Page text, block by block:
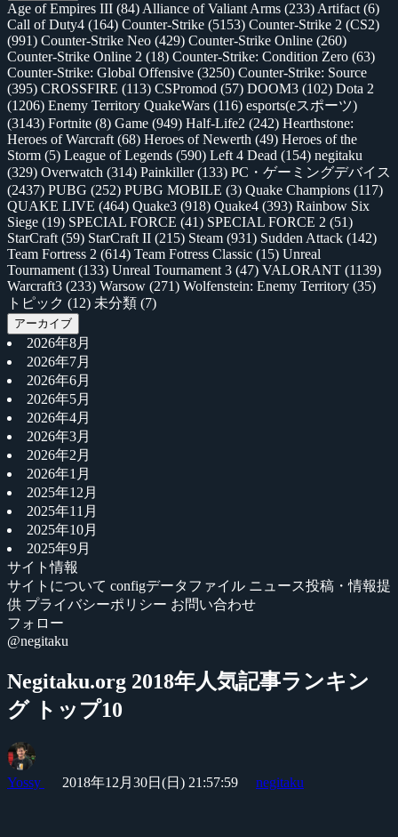
Age of Empires III (84) Alliance of Valiant Arms (233) Artifact (6)
Call of Duty4 (164) Counter-Strike (5153) Counter-Strike 2 (CS2)
(991) Counter-Strike Neo (429) Counter-Strike Online (260)
Counter-Strike Online 2 (18) Counter-Strike: Condition Zero (63)
Counter-Strike: Global Offensive (3250) Counter-Strike: Source
(395) CROSSFIRE (113) CSPromod (57) DOOM3 (102) Dota 2
(1206) Enemy Territory QuakeWars (116) esports(eスポーツ)
(3143) Fortnite (8) Game (949) Half-Life2 (242) Hearthstone:
Heroes of Warcraft (68) Heroes of Newerth (49) Heroes of the
Storm (5) League of Legends (590) Left 4 Dead (154) negitaku
(329) Overwatch (314) Painkiller(133) PC・ゲーミングデバイス
(2437) PUBG (252) PUBG MOBILE (3) Quake Champions (117)
QUAKE LIVE (464) Quake3 (918) Quake4 (393) Rainbow Six
Siege (19) SPECIAL FORCE (41) SPECIAL FORCE 2 (51)
StarCraft (59) StarCraft II (215) Steam (931) Sudden Attack (142)
Team Fortress 2 (614) Team Fotress Classic (15) Unreal
Tournament (133) Unreal Tournament 3 (47) VALORANT (1139)
Warcraft3 (233) Warsow (271) Wolfenstein: Enemy Territory (35)
トピック (12) 未分類 (7)
アーカイブ
2026年8月
2026年7月
2026年6月
2026年5月
2026年4月
2026年3月
2026年2月
2026年1月
2025年12月
2025年11月
2025年10月
2025年9月
サイト情報
サイトについて configデータファイル ニュース投稿・情報提
供 プライバシーポリシー お問い合わせ
フォロー
@negitaku
Negitaku.org 2018年人気記事ランキン
グ トップ10
Yossy 2018年12月30日(日) 21:57:59 negitaku